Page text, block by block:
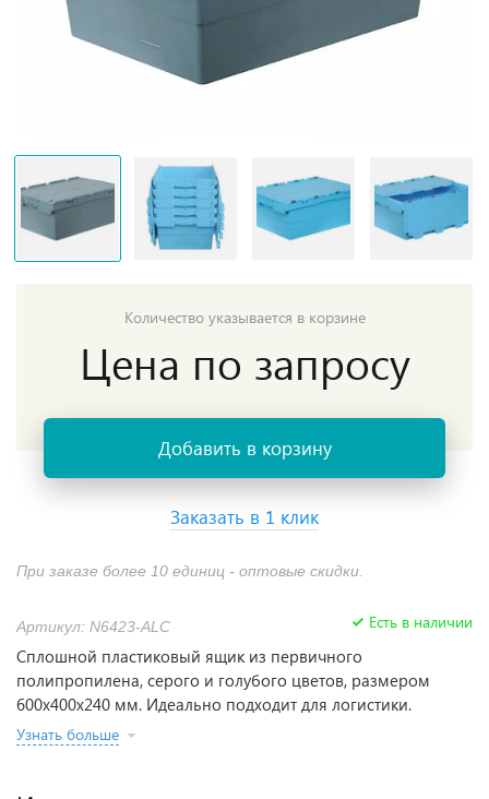
Артикул: N6423-ALC Есть в наличии
Сплошной пластиковый ящик из первичного
полипропилена, серого и голубого цветов, размером
600х400х240 мм. Идеально подходит для логистики.
Узнать больше
Количество указывается в корзине
Цена по запросу
Добавить в корзину
Заказать в 1 клик
При заказе более 10 единиц - оптовые скидки.